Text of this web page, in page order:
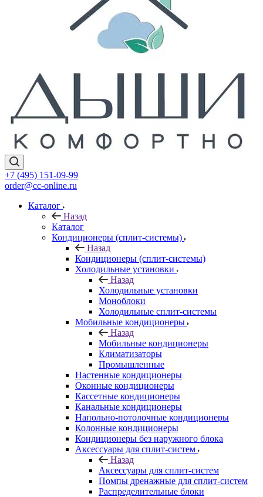
+7 (495) 151-09-99
order@cc-online.ru
Каталог
Назад
Каталог
Кондиционеры (сплит-системы)
Назад
Кондиционеры (сплит-системы)
Холодильные установки
Назад
Холодильные установки
Моноблоки
Холодильные сплит-системы
Мобильные кондиционеры
Назад
Мобильные кондиционеры
Климатизаторы
Промышленные
Настенные кондиционеры
Оконные кондиционеры
Кассетные кондиционеры
Канальные кондиционеры
Напольно-потолочные кондиционеры
Колонные кондиционеры
Кондиционеры без наружного блока
Аксессуары для сплит-систем
Назад
Аксессуары для сплит-систем
Помпы дренажные для сплит-систем
Распределительные блоки